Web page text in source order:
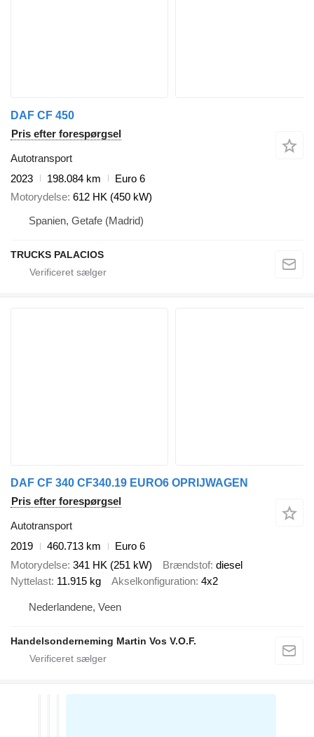
DAF CF 450
Pris efter forespørgsel
Autotransport
2023
198.084 km
Euro 6
Motorydelse 612 HK (450 kW)
Spanien, Getafe (Madrid)
TRUCKS PALACIOS
DAF CF 340 CF340.19 EURO6 OPRIJWAGEN
Pris efter forespørgsel
Autotransport
2019
460.713 km
Euro 6
Motorydelse 341 HK (251 kW) Brændstof diesel
Nyttelast 11.915 kg Akselkonfiguration 4x2
Nederlandene, Veen
Handelsonderneming Martin Vos V.O.F.